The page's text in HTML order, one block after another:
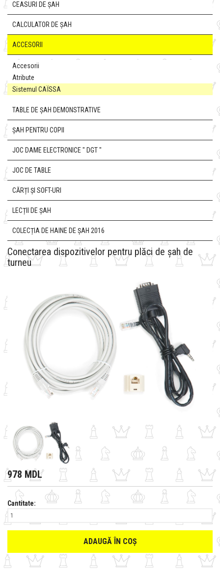
CEASURI DE ȘAH
CALCULATOR DE ȘAH
ACCESORII
Accesorii
Atribute
Sistemul CAÏSSA
TABLE DE ȘAH DEMONSTRATIVE
ȘAH PENTRU COPII
JOC DAME ELECTRONICE " DGT "
JOC DE TABLE
CĂRȚI ȘI SOFT-URI
LECȚII DE ȘAH
COLECȚIA DE HAINE DE ȘAH 2016
Conectarea dispozitivelor pentru plăci de șah de
turneu
978 MDL
Cantitate:
ADAUGĂ ÎN COȘ